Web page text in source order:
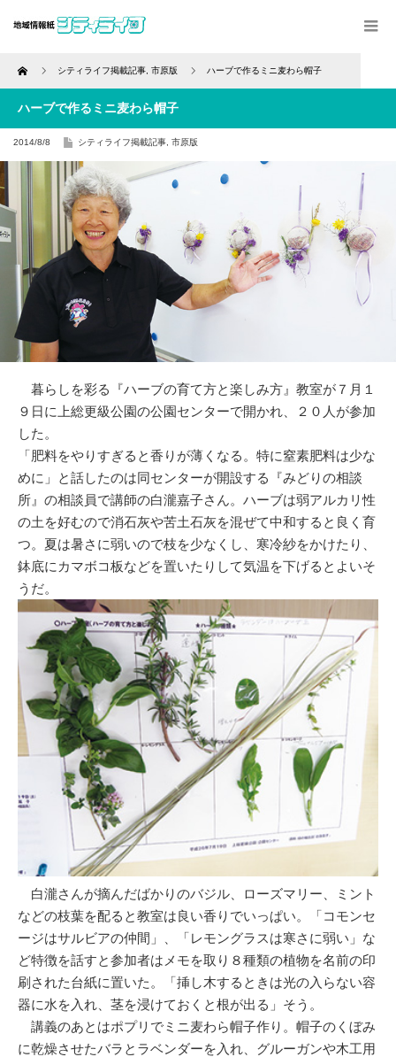
Home シティライフ掲載記事 市原版 ハーブで作るミニ麦わら帽子
ハーブで作るミニ麦わら帽子
2014/8/8 シティライフ掲載記事 市原版
暮らしを彩る『ハーブの育て方と楽しみ方』教室が７月１
９日に上総更級公園の公園センターで開かれ、２０人が参加
した。
「肥料をやりすぎると香りが薄くなる。特に窒素肥料は少な
めに」と話したのは同センターが開設する『みどりの相談
所』の相談員で講師の白瀧嘉子さん。ハーブは弱アルカリ性
の土を好むので消石灰や苦土石灰を混ぜて中和すると良く育
つ。夏は暑さに弱いので枝を少なくし、寒冷紗をかけたり、
鉢底にカマボコ板などを置いたりして気温を下げるとよいそ
うだ。
白瀧さんが摘んだばかりのバジル、ローズマリー、ミント
などの枝葉を配ると教室は良い香りでいっぱい。「コモンセ
ージはサルビアの仲間」、「レモングラスは寒さに弱い」な
ど特徴を話すと参加者はメモを取り８種類の植物を名前の印
刷された台紙に置いた。「挿し木するときは光の入らない容
器に水を入れ、茎を浸けておくと根が出る」そう。
講義のあとはポプリでミニ麦わら帽子作り。帽子のくぼみ
に乾燥させたバラとラベンダーを入れ、グルーガンや木工用